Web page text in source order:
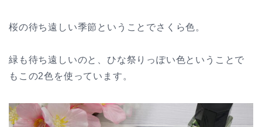
桜の待ち遠しい季節ということでさくら色。
緑も待ち遠しいのと、ひな祭りっぽい色ということで
もこの2色を使っています。